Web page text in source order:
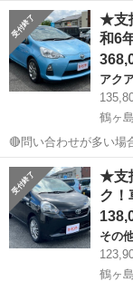
しておりますので、気に
番号◆ M3I2057 ◆支払い総額◆ 44.8万円 上記
サイクル券等...
埼玉 川越市
★支
和6
アク
鶴ヶ
🔴問い合わせが多い場
しておりますので、気に
番号◆ M3G1940 ◆支払い総額◆ 36.8万円 上記
サイクル券等...
埼玉 川越市
★支
ク
その
鶴ヶ